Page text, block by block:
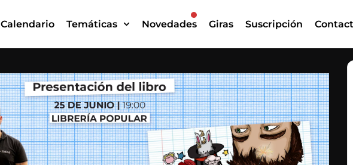
Calendario Temáticas Novedades Giras Suscripción